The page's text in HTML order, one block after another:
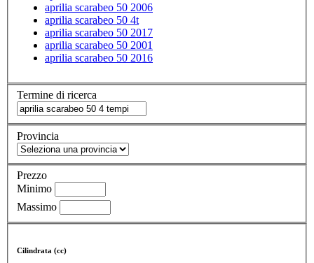
aprilia scarabeo 50 2006
aprilia scarabeo 50 4t
aprilia scarabeo 50 2017
aprilia scarabeo 50 2001
aprilia scarabeo 50 2016
Termine di ricerca
Provincia
Prezzo
Minimo
Massimo
Cilindrata (cc)